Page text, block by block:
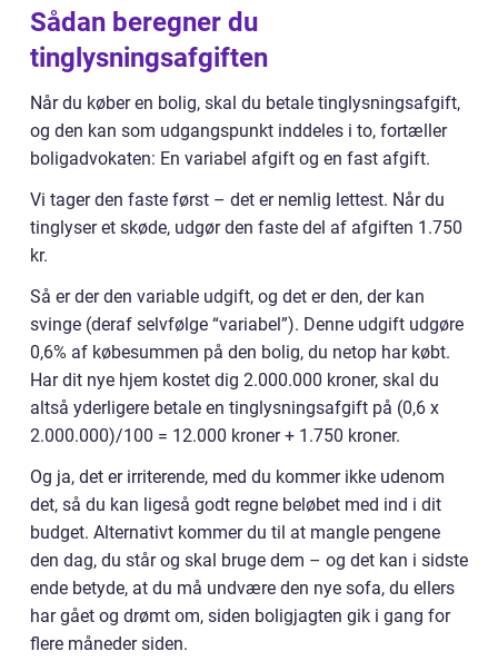
Sådan beregner du
tinglysningsafgiften
Når du køber en bolig, skal du betale tinglysningsafgift,
og den kan som udgangspunkt inddeles i to, fortæller
boligadvokaten: En variabel afgift og en fast afgift.
Vi tager den faste først – det er nemlig lettest. Når du
tinglyser et skøde, udgør den faste del af afgiften 1.750
kr.
Så er der den variable udgift, og det er den, der kan
svinge (deraf selvfølge “variabel”). Denne udgift udgøre
0,6% af købesummen på den bolig, du netop har købt.
Har dit nye hjem kostet dig 2.000.000 kroner, skal du
altså yderligere betale en tinglysningsafgift på (0,6 x
2.000.000)/100 = 12.000 kroner + 1.750 kroner.
Og ja, det er irriterende, med du kommer ikke udenom
det, så du kan ligeså godt regne beløbet med ind i dit
budget. Alternativt kommer du til at mangle pengene
den dag, du står og skal bruge dem – og det kan i sidste
ende betyde, at du må undvære den nye sofa, du ellers
har gået og drømt om, siden boligjagten gik i gang for
flere måneder siden.